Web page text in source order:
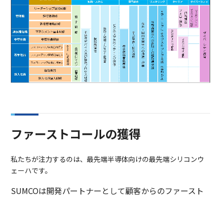
ファーストコールの獲得
私たちが注力するのは、最先端半導体向けの最先端シリコンウ
ェーハです。
SUMCOは開発パートナーとして顧客からのファースト